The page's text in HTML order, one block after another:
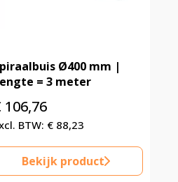
Ø400 mm |
= 3 meter
106,76
€88,23
Bekijk product